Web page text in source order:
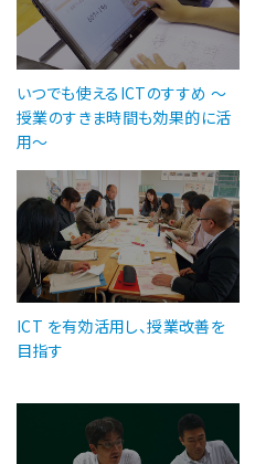
いつでも使えるICTのすすめ ～
授業のすきま時間も効果的に活
用～
ICT を有効活用し、授業改善を
目指す